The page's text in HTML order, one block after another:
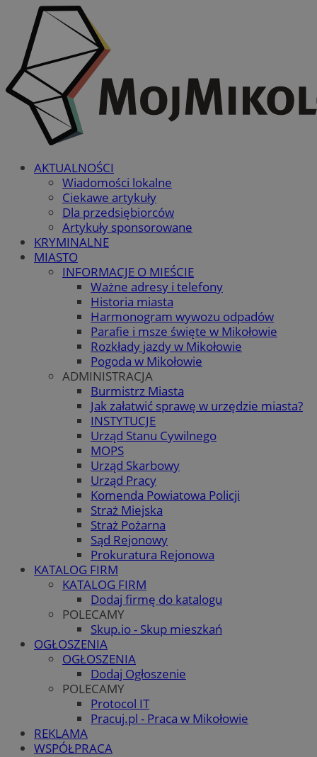
AKTUALNOŚCI
Wiadomości lokalne
Ciekawe artykuły
Dla przedsiębiorców
Artykuły sponsorowane
KRYMINALNE
MIASTO
INFORMACJE O MIEŚCIE
Ważne adresy i telefony
Historia miasta
Harmonogram wywozu odpadów
Parafie i msze święte w Mikołowie
Rozkłady jazdy w Mikołowie
Pogoda w Mikołowie
ADMINISTRACJA
Burmistrz Miasta
Jak załatwić sprawę w urzędzie miasta?
INSTYTUCJE
Urząd Stanu Cywilnego
MOPS
Urząd Skarbowy
Urząd Pracy
Komenda Powiatowa Policji
Straż Miejska
Straż Pożarna
Sąd Rejonowy
Prokuratura Rejonowa
KATALOG FIRM
KATALOG FIRM
Dodaj firmę do katalogu
POLECAMY
Skup.io - Skup mieszkań
OGŁOSZENIA
OGŁOSZENIA
Dodaj Ogłoszenie
POLECAMY
Protocol IT
Pracuj.pl - Praca w Mikołowie
REKLAMA
WSPÓŁPRACA